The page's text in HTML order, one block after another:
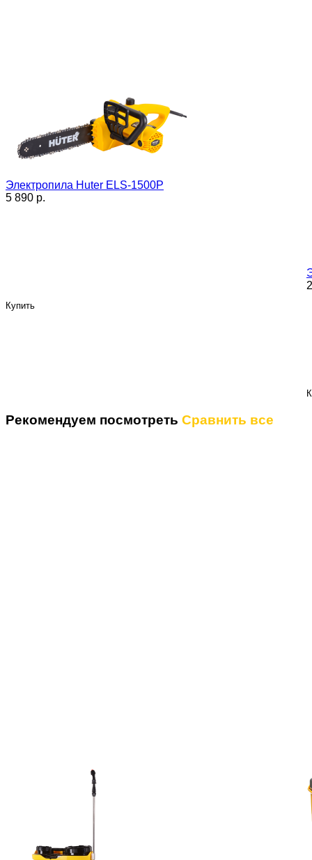
Электропила Huter ELS-1500P
5 890 p.
Купить
Рекомендуем посмотреть Сравнить все